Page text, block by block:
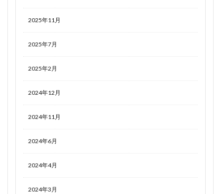
2025年11月
2025年7月
2025年2月
2024年12月
2024年11月
2024年6月
2024年4月
2024年3月